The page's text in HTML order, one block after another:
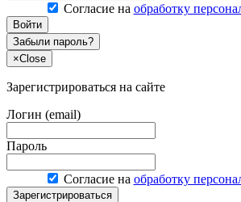
Согласие на обработку
Войти
Забыли пароль?
×Close
Зарегистрироваться на сайте
Логин (email)
Пароль
Согласие на обработку
Зарегистрироваться